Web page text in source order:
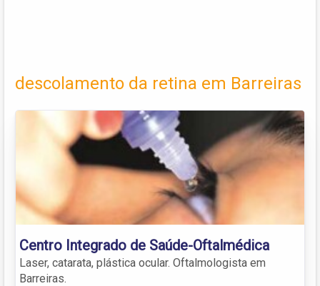
descolamento da retina em Barreiras
Centro Integrado de Saúde-Oftalmédica
Laser, catarata, plástica ocular. Oftalmologista em
Barreiras.